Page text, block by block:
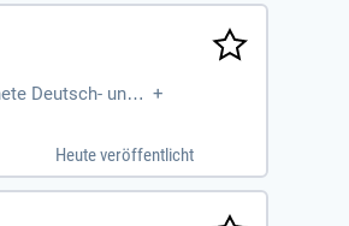
Deutsch- und E +
Heute veröffentlicht